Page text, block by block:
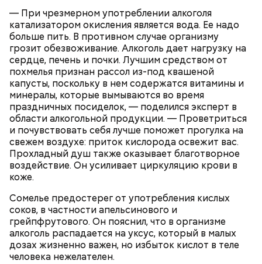
— При чрезмерном употреблении алкоголя
катализатором окисления является вода. Ее надо
больше пить. В противном случае организму
грозит обезвоживание. Алкоголь дает нагрузку на
сердце, печень и почки. Лучшим средством от
похмелья признан рассол из-под квашеной
капусты, поскольку в нем содержатся витамины и
минералы, которые вымываются во время
праздничных посиделок, — поделился эксперт в
области алкогольной продукции. — Проветриться
и почувствовать себя лучше поможет прогулка на
свежем воздухе: приток кислорода освежит вас.
Прохладный душ также оказывает благотворное
воздействие. Он усиливает циркуляцию крови в
коже.
Сомелье предостерег от употребления кислых
соков, в частности апельсинового и
грейпфрутового. Он пояснил, что в организме
алкоголь распадается на уксус, который в малых
дозах жизненно важен, но избыток кислот в теле
человека нежелателен.
А еще, удержав меч палача, святой Николай спас от
смерти трех мужей, невинно осужденных
корыстолюбивым градоначальником.
добрых дел во славу Божию.
2-3 картофелины,
1 некрупное яблоко,
1 некрупный помидор,
2 корня сельдерея,
салатная заправка.
нашинковать соломкой. Яблоки очистить от
кожицы и семян, нарезать ломтиками. Так же
нарезать вареный картофель. Продукты
перемешать, полить салатной заправкой, выложить
в салатник горкой и украсить веточками
сельдерея, кусочками свежих помидоров и
ломтиками яблок.